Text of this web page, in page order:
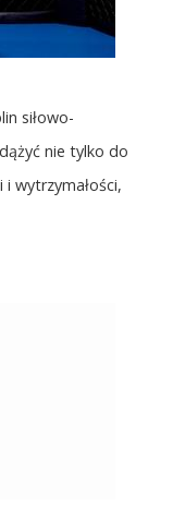
siłowo-
nie tylko do
wytrzymałości,